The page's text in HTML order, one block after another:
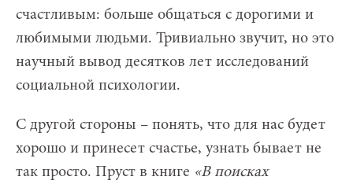
счастливым: больше общаться с дорогими и
любимыми людьми. Тривиально звучит, но это
научный вывод десятков лет исследований
социальной психологии.
С другой стороны – понять, что для нас будет
хорошо и принесет счастье, узнать бывает не
так просто. Пруст в книге «В поисках